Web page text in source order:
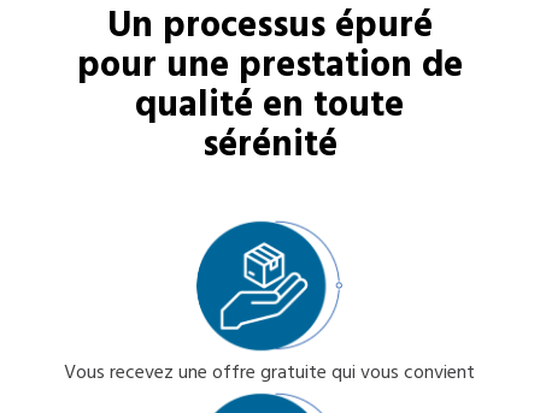
Un processus épuré
pour une prestation de
qualité en toute
sérénité
Vous recevez une offre gratuite qui vous convient